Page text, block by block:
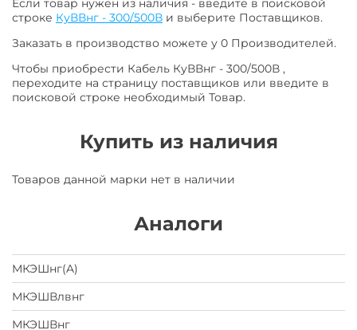
Если товар нужен из наличия - введите в поисковой
строке КуВВнг - 300/500В и выберите Поставщиков.
Заказать в производство можете у 0 Производителей.
Чтобы приобрести Кабель КуВВнг - 300/500В ,
переходите на страницу поставщиков или введите в
поисковой строке необходимый Товар.
Купить из наличия
Товаров данной марки нет в наличии
Аналоги
МКЭШнг(A)
МКЭШВлвнг
МКЭШВнг